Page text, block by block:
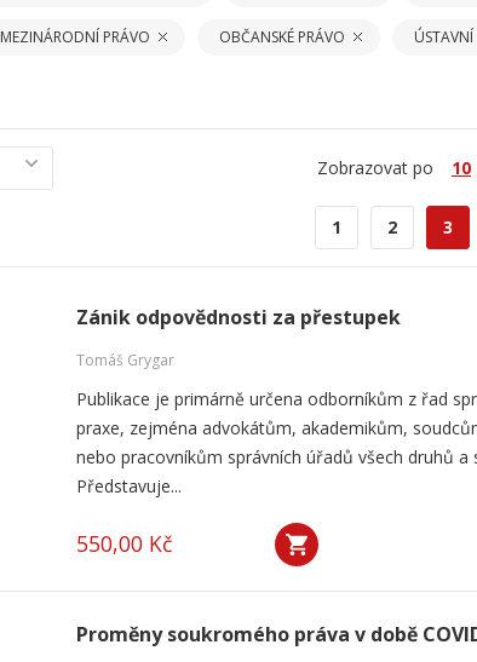
MEZINÁRODNÍ PRÁVO OBČANSKÉ PRÁVO ÚSTAVNÍ
Zobrazovat po 10
1 2 3
Zánik odpovědnosti za přestupek
Tomáš Grygar
Publikace je primárně určena odborníkům z řad
praxe, zejména advokátům, akademikům,
nebo pracovníkům správních úřadů všech druhů a
Představuje...
550,00 Kč
Proměny soukromého práva v době